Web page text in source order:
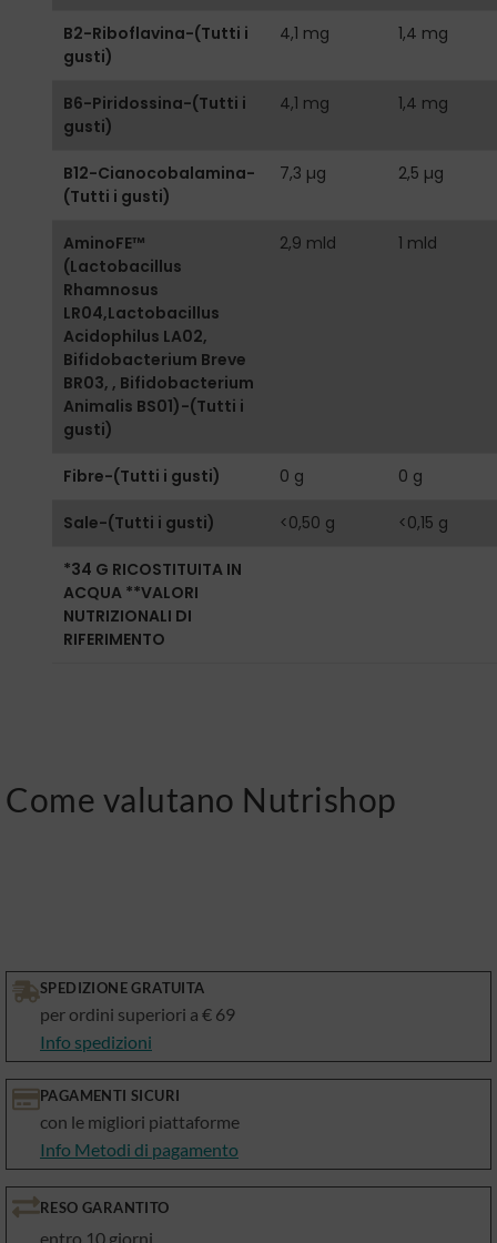
*34 G RICOSTITUITA IN
ACQUA **VALORI
NUTRIZIONALI DI
RIFERIMENTO
B2-Riboflavina-(Tutti i
gusti)
4,1 mg 1,4 mg
B6-Piridossina-(Tutti i
gusti)
4,1 mg 1,4 mg
B12-Cianocobalamina-
(Tutti i gusti)
7,3 µg 2,5 µg
AminoFE™
(Lactobacillus
Rhamnosus
LR04,Lactobacillus
Acidophilus LA02,
Bifidobacterium Breve
BR03, , Bifidobacterium
Animalis BS01)-(Tutti i
gusti)
2,9 mld 1 mld
Fibre-(Tutti i gusti) 0 g 0 g
Sale-(Tutti i gusti) <0,50 g <0,15 g
Come valutano Nutrishop
SPEDIZIONE GRATUITA
per ordini superiori a € 69
Info spedizioni
PAGAMENTI SICURI
con le migliori piattaforme
Info Metodi di pagamento
RESO GARANTITO
entro 10 giorni